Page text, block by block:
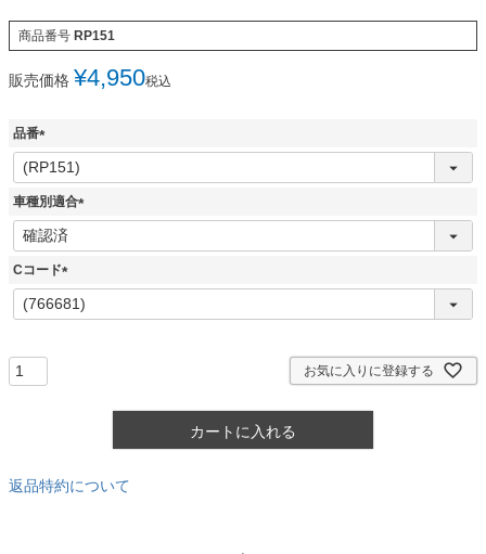
商品番号 RP151
販売価格 ¥4,950税込
品番
(
必
須
車種別適合
(
Cコード
(
必
お気に入りに登録する
カートに入れる
返品特約について